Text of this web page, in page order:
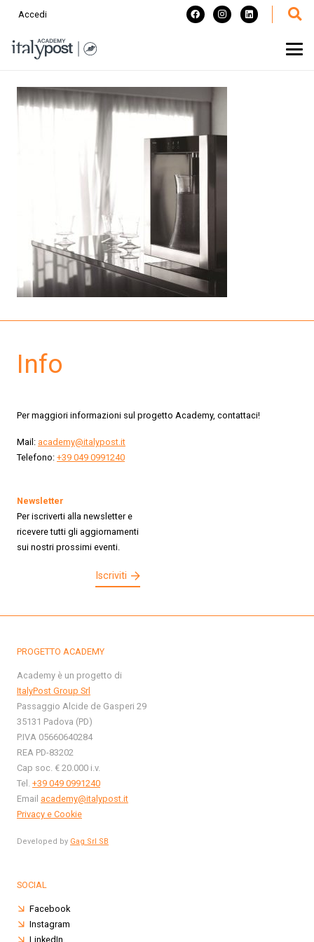
Accedi
Info
Per maggiori informazioni sul progetto Academy, contattaci!
Mail: academy@italypost.it
Telefono: +39 049 0991240
Newsletter
Per iscriverti alla newsletter e
ricevere tutti gli aggiornamenti
sui nostri prossimi eventi.
Iscriviti
PROGETTO ACADEMY
Academy è un progetto di
ItalyPost Group Srl
Passaggio Alcide de Gasperi 29
35131 Padova (PD)
P.IVA 05660640284
REA PD-83202
Cap soc. € 20.000 i.v.
Tel. +39 049 0991240
Email academy@italypost.it
Privacy e Cookie
Developed by Gag Srl SB
SOCIAL
Facebook
Instagram
LinkedIn